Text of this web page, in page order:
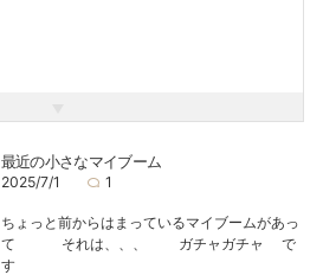
最近の小さなマイブーム
2025/7/1 1
ちょっと前からはまっているマイブームがあっ
て それは、、、 ガチャガチャ で
す